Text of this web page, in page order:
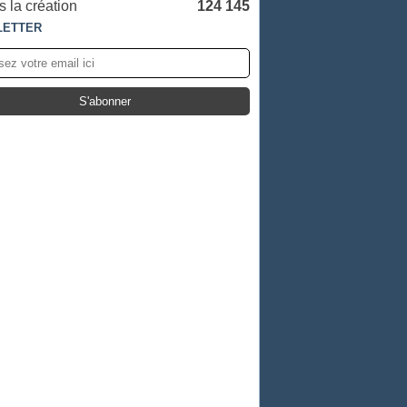
la création 124 145